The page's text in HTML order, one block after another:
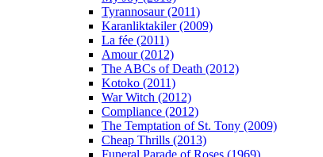
Tyrannosaur (2011)
Karanliktakiler (2009)
La fée (2011)
Amour (2012)
The ABCs of Death (2012)
Kotoko (2011)
War Witch (2012)
Compliance (2012)
The Temptation of St. Tony (2009)
Cheap Thrills (2013)
Funeral Parade of Roses (1969)